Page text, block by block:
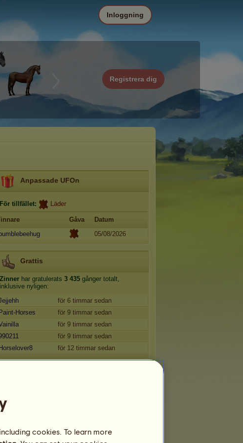
Registrera dig
Inloggning
Anpassade UFOn
För tillfället: Läder
Gåva
Datum
bumblebeehug
05/08/2026
Grattis
Zinner har gratulerats 3 435 gånger totalt,
inklusive nyligen:
för 6 timmar sedan
Paint-Horses
för 9 timmar sedan
för 9 timmar sedan
för 9 timmar sedan
Horselover8
för 12 timmar sedan
pp. Häst
anemoia
★ (⁵)
cookies. To learn more